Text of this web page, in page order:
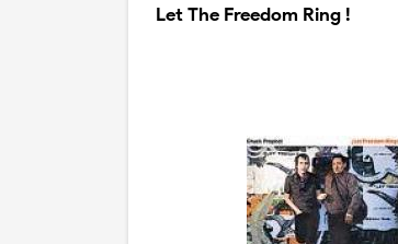
Let The Freedom Ring !